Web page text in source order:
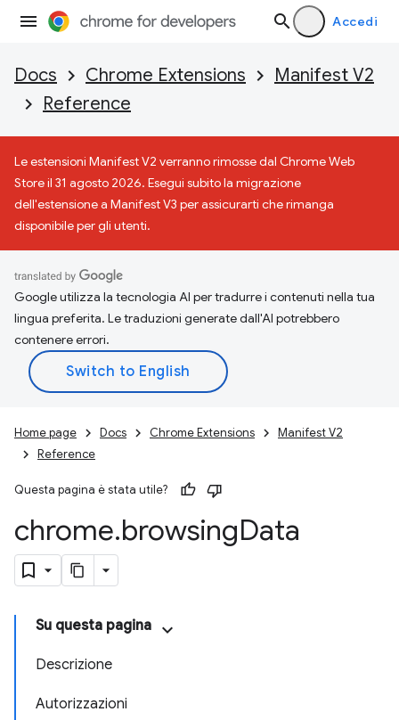
Accedi
Docs Chrome Extensions
Manifest V2
Reference
Le estensioni Manifest V2 verranno rimosse dal Chrome Web
Store il 31 agosto 2026. Esegui subito la migrazione
dell'estensione a Manifest V3 per assicurarti che rimanga
disponibile per gli utenti.
Google utilizza la tecnologia AI per tradurre i contenuti nella tua
lingua preferita. Le traduzioni generate dall'AI potrebbero
contenere errori.
Home page Docs Chrome Extensions
Manifest V2
Reference
Questa pagina è stata utile?
chrome.browsingData
Su questa pagina
Descrizione
Autorizzazioni